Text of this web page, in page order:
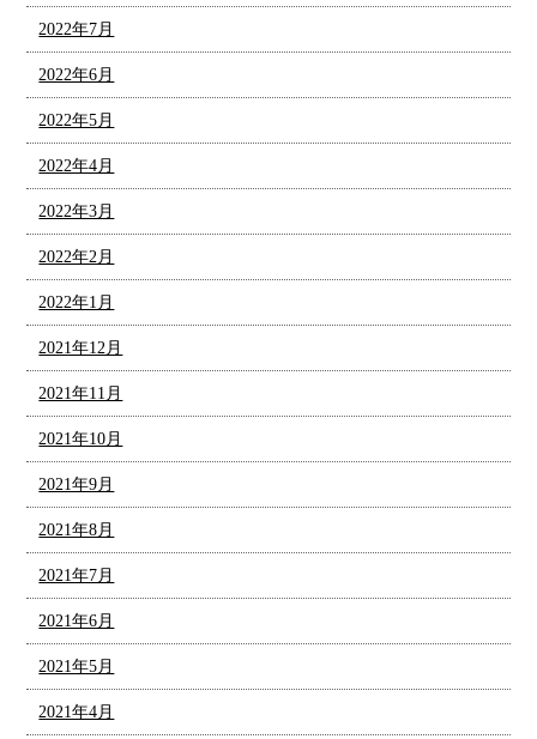
2022年7月
2022年6月
2022年5月
2022年4月
2022年3月
2022年2月
2022年1月
2021年12月
2021年11月
2021年10月
2021年9月
2021年8月
2021年7月
2021年6月
2021年5月
2021年4月